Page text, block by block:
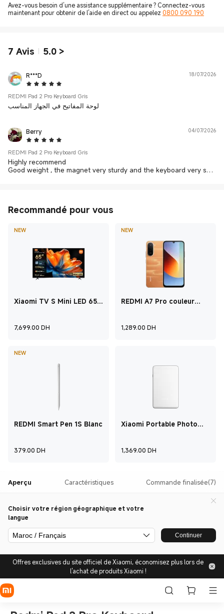
Avez-vous besoin d’une assistance supplémentaire ? Connectez-vous
maintenant pour obtenir de l’aide en direct ou appelez 0800 090 190
7 Avis 5.0 >
R***D
5 Star
18/07/2026
REDMI Pad 2 Pro Keyboard Gris
لوحة المفاتيح في الجهاز المناسب
Berry
5 Star
04/07/2026
REDMI Pad 2 Pro Keyboard Gris
Highly recommend
Good weight , the magnet very sturdy and the keyboard very smo
Recommandé pour vous
NEW
Xiaomi TV S Mini LED 65
7,699.00 ‎ DH‎ Current Price ‎ DH‎7,699
NEW
REDMI A7 Pro couleur
1,289.00 ‎ DH‎
NEW
REDMI Smart Pen 1S Blanc
379.00 ‎ DH‎ Current Price ‎ DH‎379
Xiaomi Portable Photo
1,369.00 ‎ DH‎
Aperçu Caractéristiques Commande finalisée(7)